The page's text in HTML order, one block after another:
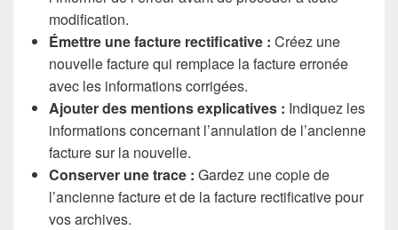
modification.
Émettre une facture rectificative : Créez une
nouvelle facture qui remplace la facture erronée
avec les informations corrigées.
Ajouter des mentions explicatives : Indiquez les
informations concernant l’annulation de l’ancienne
facture sur la nouvelle.
Conserver une trace : Gardez une copie de
l’ancienne facture et de la facture rectificative pour
vos archives.